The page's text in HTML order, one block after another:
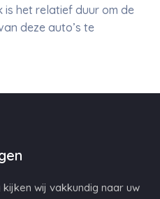
het relatief duur om de
deze auto’s te
wij vakkundig naar uw